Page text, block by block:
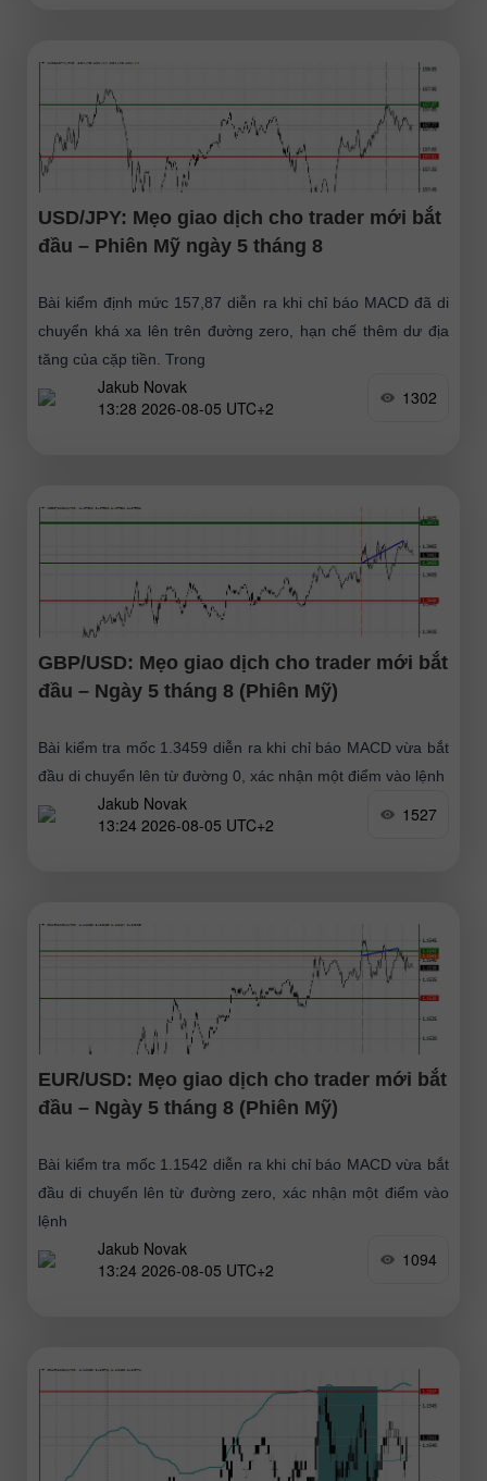
USD/JPY: Mẹo giao dịch cho trader mới bắt
đầu – Phiên Mỹ ngày 5 tháng 8
Bài kiểm định mức 157,87 diễn ra khi chỉ báo MACD đã di
chuyển khá xa lên trên đường zero, hạn chế thêm dư địa
tăng của cặp tiền. Trong
Jakub Novak
13:28 2026-08-05 UTC+2
1302
GBP/USD: Mẹo giao dịch cho trader mới bắt
đầu – Ngày 5 tháng 8 (Phiên Mỹ)
Bài kiểm tra mốc 1.3459 diễn ra khi chỉ báo MACD vừa bắt
đầu di chuyển lên từ đường 0, xác nhận một điểm vào lệnh
Jakub Novak
13:24 2026-08-05 UTC+2
1527
EUR/USD: Mẹo giao dịch cho trader mới bắt
đầu – Ngày 5 tháng 8 (Phiên Mỹ)
Bài kiểm tra mốc 1.1542 diễn ra khi chỉ báo MACD vừa bắt
đầu di chuyển lên từ đường zero, xác nhận một điểm vào
lệnh
Jakub Novak
13:24 2026-08-05 UTC+2
1094